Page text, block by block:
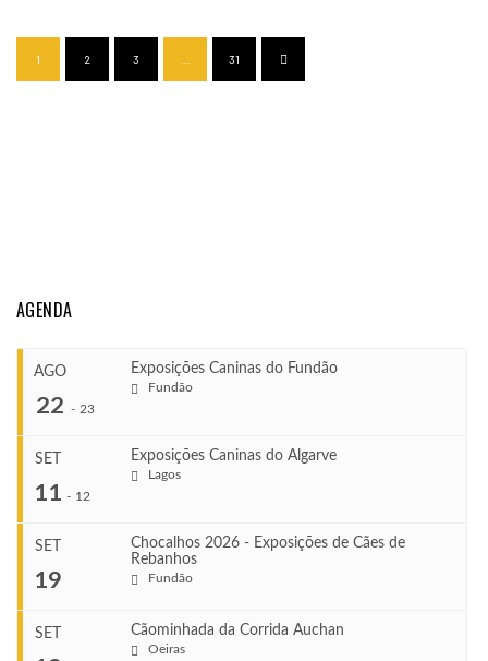
1 2 3 31
AGENDA
AGO
22 - 23
Exposições Caninas do Fundão
Fundão
Ago 22, 2026
Ago 23, 2026
SET
11 - 12
Exposições Caninas do Algarve
Lagos
SET
19
Chocalhos 2026 - Exposições de Cães de
Rebanhos
Fundão
SET Cãominhada da Corrida Auchan
Oeiras